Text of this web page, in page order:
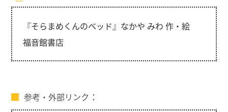
『そらまめくんのベッド』なかや みわ 作・絵
福音館書店
参考・外部リンク